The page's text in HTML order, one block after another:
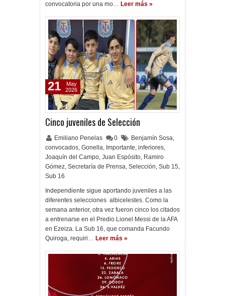
convocatoria por una mo… Leer más »
Cinco juveniles de Selección
Emiliano Penelas 0 Benjamín Sosa,
convocados, Gonella, Importante, inferiores,
Joaquín del Campo, Juan Espósito, Ramiro
Gómez, Secretaría de Prensa, Selección, Sub 15,
Sub 16
Independiente sigue aportando juveniles a las
diferentes selecciones albicelestes. Como la
semana anterior, otra vez fueron cinco los citados
a entrenarse en el Predio Lionel Messi de la AFA
en Ezeiza. La Sub 16, que comanda Facundo
Quiroga, requiri… Leer más »
21
May
2026